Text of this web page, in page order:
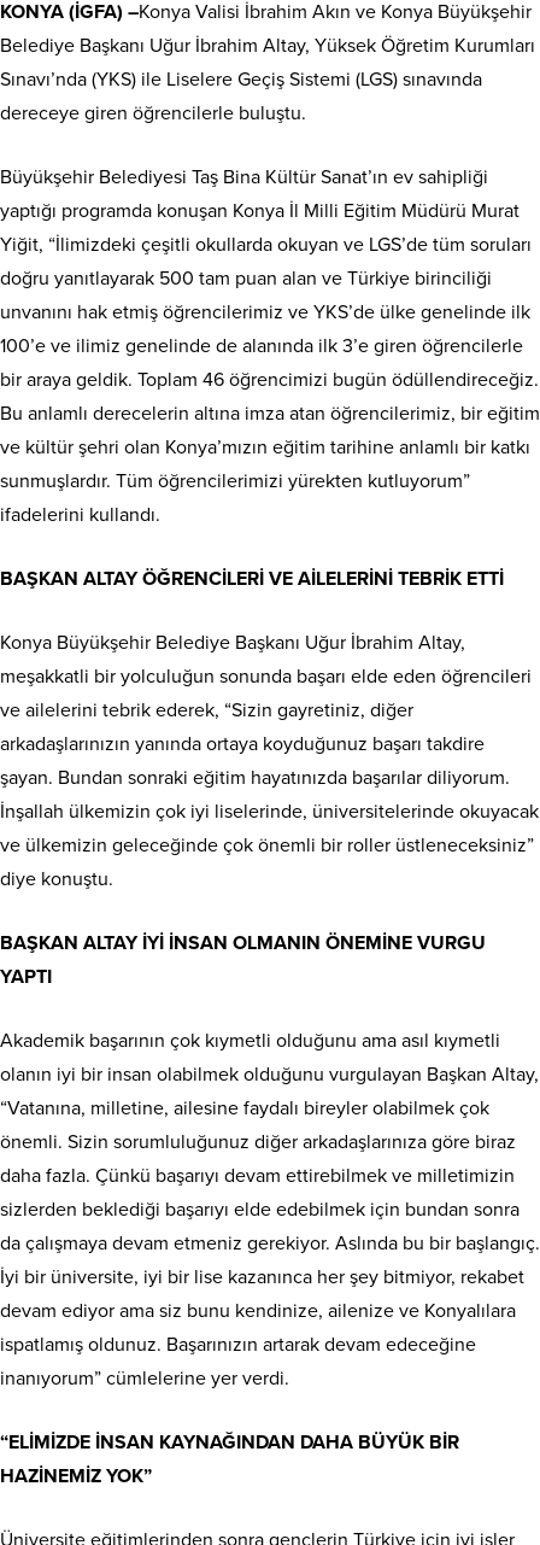
KONYA (İGFA) –Konya Valisi İbrahim Akın ve Konya Büyükşehir
Belediye Başkanı Uğur İbrahim Altay, Yüksek Öğretim Kurumları
Sınavı’nda (YKS) ile Liselere Geçiş Sistemi (LGS) sınavında
dereceye giren öğrencilerle buluştu.
Büyükşehir Belediyesi Taş Bina Kültür Sanat’ın ev sahipliği
yaptığı programda konuşan Konya İl Milli Eğitim Müdürü Murat
Yiğit, “İlimizdeki çeşitli okullarda okuyan ve LGS’de tüm soruları
doğru yanıtlayarak 500 tam puan alan ve Türkiye birinciliği
unvanını hak etmiş öğrencilerimiz ve YKS’de ülke genelinde ilk
100’e ve ilimiz genelinde de alanında ilk 3’e giren öğrencilerle
bir araya geldik. Toplam 46 öğrencimizi bugün ödüllendireceğiz.
Bu anlamlı derecelerin altına imza atan öğrencilerimiz, bir eğitim
ve kültür şehri olan Konya’mızın eğitim tarihine anlamlı bir katkı
sunmuşlardır. Tüm öğrencilerimizi yürekten kutluyorum”
ifadelerini kullandı.
BAŞKAN ALTAY ÖĞRENCİLERİ VE AİLELERİNİ TEBRİK ETTİ
Konya Büyükşehir Belediye Başkanı Uğur İbrahim Altay,
meşakkatli bir yolculuğun sonunda başarı elde eden öğrencileri
ve ailelerini tebrik ederek, “Sizin gayretiniz, diğer
arkadaşlarınızın yanında ortaya koyduğunuz başarı takdire
şayan. Bundan sonraki eğitim hayatınızda başarılar diliyorum.
İnşallah ülkemizin çok iyi liselerinde, üniversitelerinde okuyacak
ve ülkemizin geleceğinde çok önemli bir roller üstleneceksiniz”
diye konuştu.
BAŞKAN ALTAY İYİ İNSAN OLMANIN ÖNEMİNE VURGU
YAPTI
Akademik başarının çok kıymetli olduğunu ama asıl kıymetli
olanın iyi bir insan olabilmek olduğunu vurgulayan Başkan Altay,
“Vatanına, milletine, ailesine faydalı bireyler olabilmek çok
önemli. Sizin sorumluluğunuz diğer arkadaşlarınıza göre biraz
daha fazla. Çünkü başarıyı devam ettirebilmek ve milletimizin
sizlerden beklediği başarıyı elde edebilmek için bundan sonra
da çalışmaya devam etmeniz gerekiyor. Aslında bu bir başlangıç.
İyi bir üniversite, iyi bir lise kazanınca her şey bitmiyor, rekabet
devam ediyor ama siz bunu kendinize, ailenize ve Konyalılara
ispatlamış oldunuz. Başarınızın artarak devam edeceğine
inanıyorum” cümlelerine yer verdi.
“ELİMİZDE İNSAN KAYNAĞINDAN DAHA BÜYÜK BİR
HAZİNEMİZ YOK”